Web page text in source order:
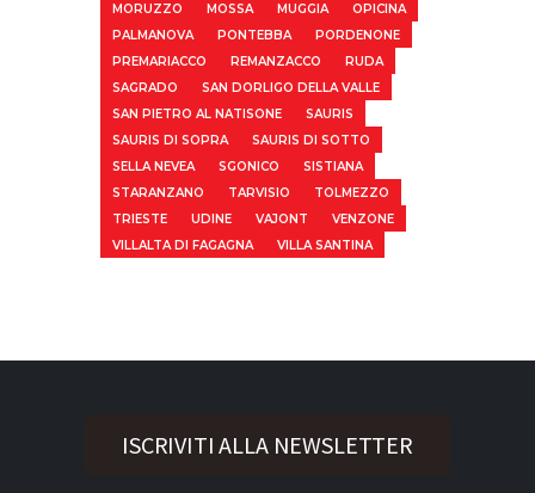
MORUZZO
MOSSA MUGGIA
OPICINA
PALMANOVA
PONTEBBA
PORDENONE
PREMARIACCO
REMANZACCO
RUDA
SAGRADO
SAN DORLIGO DELLA VALLE
SAN PIETRO AL NATISONE
SAURIS
SAURIS DI SOPRA
SAURIS DI SOTTO
SELLA NEVEA
SGONICO
SISTIANA
STARANZANO
TARVISIO
TOLMEZZO
TRIESTE
UDINE VAJONT
VENZONE
VILLALTA DI FAGAGNA
VILLA SANTINA
ISCRIVITI ALLA NEWSLETTER